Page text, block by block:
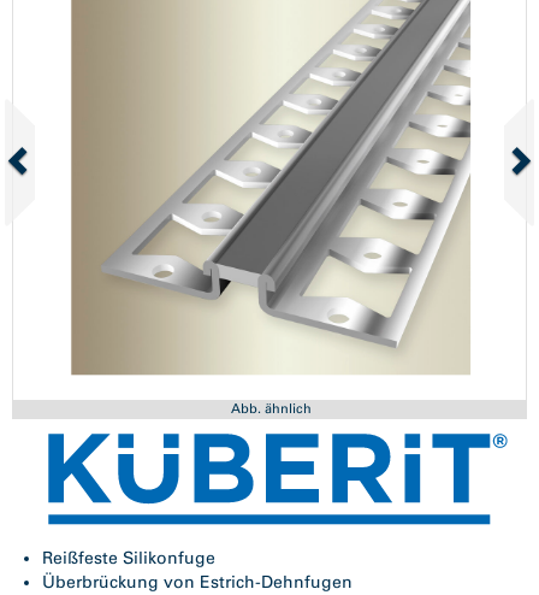
Abb. ähnlich
Reißfeste Silikonfuge
Überbrückung von Estrich-Dehnfugen